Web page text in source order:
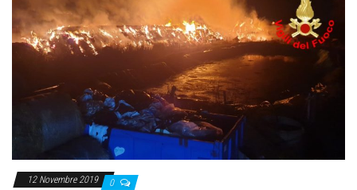
12 Novembre 2019 0